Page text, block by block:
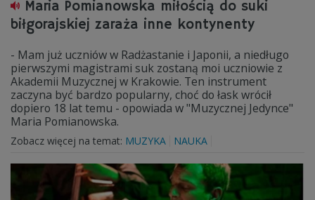
Maria Pomianowska miłością do suki
biłgorajskiej zaraża inne kontynenty
- Mam już uczniów w Radżastanie i Japonii, a niedługo
pierwszymi magistrami suk zostaną moi uczniowie z
Akademii Muzycznej w Krakowie. Ten instrument
zaczyna być bardzo popularny, choć do łask wrócił
dopiero 18 lat temu - opowiada w "Muzycznej Jedynce"
Maria Pomianowska.
Zobacz więcej na temat: MUZYKA NAUKA